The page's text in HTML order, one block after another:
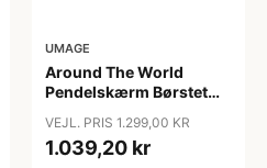
UMAGE
Around The World
Pendelskærm Børstet
VEJL. PRIS 1.299,00 KR
1.039,20 kr